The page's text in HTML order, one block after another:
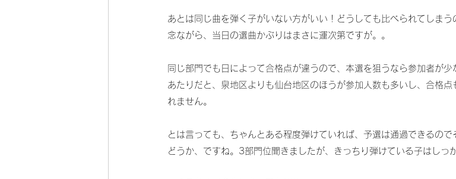
あとは同じ曲を弾く子がいない方がいい！どうしても比べられてしま
念ながら、当日の選曲かぶりはまさに運次第ですが。。
同じ部門でも日によって合格点が違うので、本選を狙うなら参加者が
あたりだと、泉地区よりも仙台地区のほうが参加人数も多いし、合格
れません。
とは言っても、ちゃんとある程度弾けていれば、予選は通過できるの
どうか、ですね。3部門位聞きましたが、きっちり弾けている子はしっ